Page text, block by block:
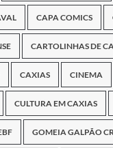
CAPA COMICS
CARTOLINHAS DE
CAXIAS CINEMA
CULTURA EM CAXIAS
GOMEIA GALPÃO